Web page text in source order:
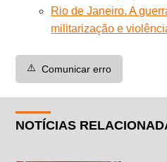
Rio de Janeiro. A
militarização e
⚠️ Comunicar erro
NOTÍCIAS